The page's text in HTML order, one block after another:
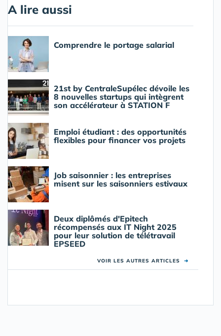
A lire aussi
Comprendre le portage salarial
21st by CentraleSupélec dévoile les
8 nouvelles startups qui intègrent
son accélérateur à STATION F
Emploi étudiant : des opportunités
flexibles pour financer vos projets
Job saisonnier : les entreprises
misent sur les saisonniers estivaux
Deux diplômés d'Epitech
récompensés aux IT Night 2025
pour leur solution de télétravail
EPSEED
VOIR LES AUTRES ARTICLES ➜